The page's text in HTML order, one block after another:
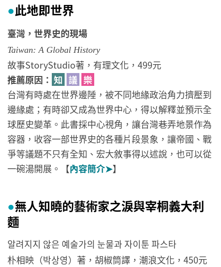
●此地即世界
臺灣，世界史的現場
Taiwan: A Global History
故事StoryStudio著，有理文化，499元
推薦原因： 知 議 樂
台灣有時處在世界邊陲，被不同地緣政治角力擠壓到
邊緣處；有時卻又成為世界中心，得以解釋並預示全
球歷史變革。此書採中心視角，讓台灣巷弄地景作為
容器，收容一部世界史的各種片段景象，讓帝國、戰
爭等議題不只有全知、宏大敘事得以述說，也可以從
一碗湯開展。【內容簡介➤】
●無人知曉的藝術家之淚與宰桐義大利
麵
알려지지 않은 예술가의 눈물과 자이툰 파스타
朴相映（박상영）著，胡椒筒譯，潮浪文化，450元